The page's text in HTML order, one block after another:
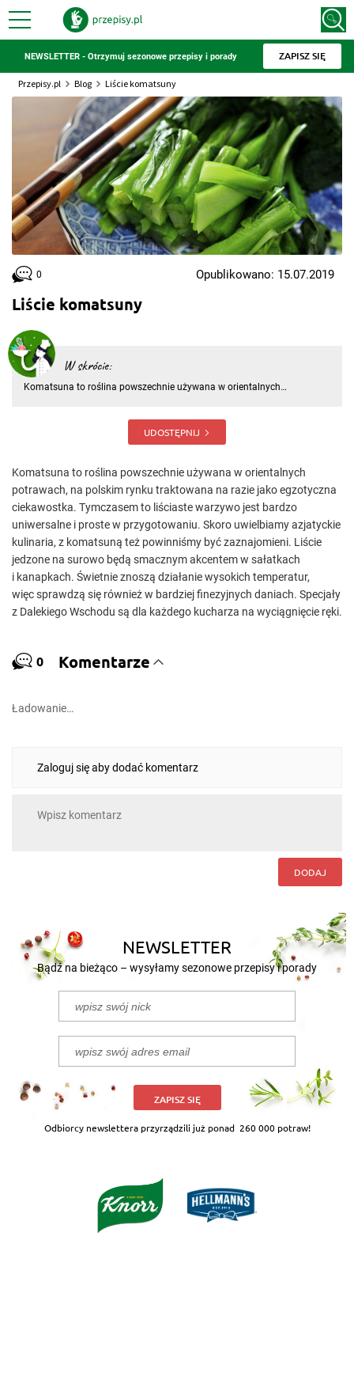
NEWSLETTER - Otrzymuj sezonowe przepisy i porady ZAPISZ SIĘ
Przepisy.pl Blog Liście komatsuny
Liście komatsuny
W skrócie:
Komatsuna to roślina powszechnie używana w orientalnych
i proste w przygotowaniu. Skoro uwielbiamy azjatyckie kulinaria, z
UDOSTĘPNIJ
0 Opublikowano: 15.07.2019
Komatsuna to roślina powszechnie używana w orientalnych
potrawach, na polskim rynku traktowana na razie jako egzotyczna
ciekawostka. Tymczasem to liściaste warzywo jest bardzo
uniwersalne i proste w przygotowaniu. Skoro uwielbiamy azjatyckie
kulinaria, z komatsuną też powinniśmy być zaznajomieni. Liście
jedzone na surowo będą smacznym akcentem w sałatkach
i kanapkach. Świetnie znoszą działanie wysokich temperatur,
więc sprawdzą się również w bardziej finezyjnych daniach. Specjały
z Dalekiego Wschodu są dla każdego kucharza na wyciągnięcie ręki.
0 Komentarze
Ładowanie…
Zaloguj się aby dodać komentarz
DODAJ
NEWSLETTER
Bądź na bieżąco – wysyłamy sezonowe przepisy i porady
ZAPISZ SIĘ
Odbiorcy newslettera przyrządzili już ponad 260 000 potraw!